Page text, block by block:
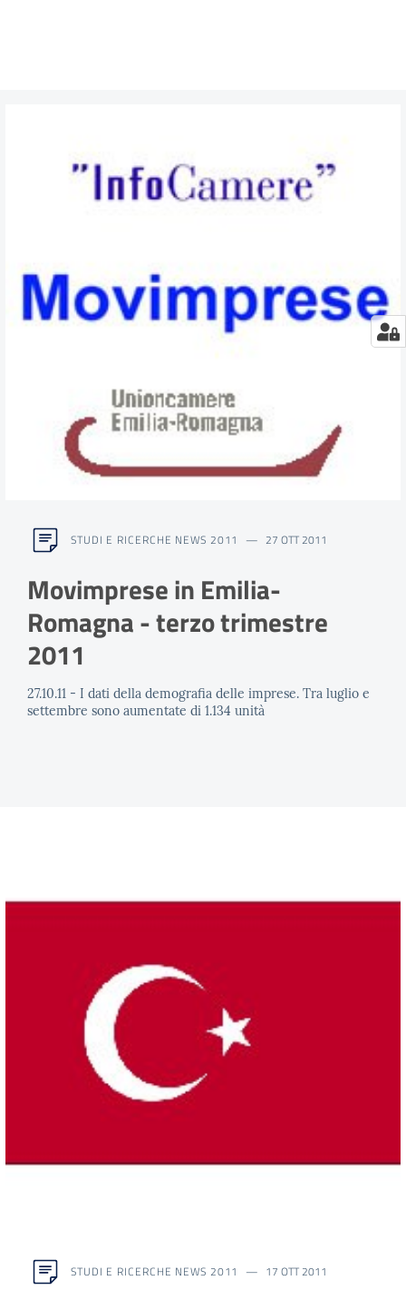
STUDI E RICERCHE NEWS 2011 27 OTT 2011
Movimprese in Emilia-
Romagna - terzo trimestre
2011
27.10.11 - I dati della demografia delle imprese. Tra luglio e
settembre sono aumentate di 1.134 unità
STUDI E RICERCHE NEWS 2011 17 OTT 2011